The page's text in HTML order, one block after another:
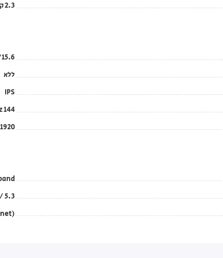
2.3 ק"ג
15.6"
ללא
IPS
144 Hz
1920×1080
5.3